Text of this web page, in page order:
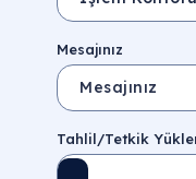
Mesajınız
Tahlil/Tetkik